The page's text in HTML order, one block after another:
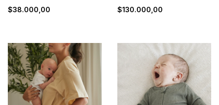
$38.000,00
$130.000,00